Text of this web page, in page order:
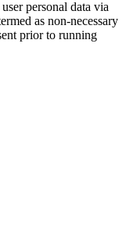
personal data via
as non-necessary
prior to running